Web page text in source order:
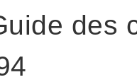
des